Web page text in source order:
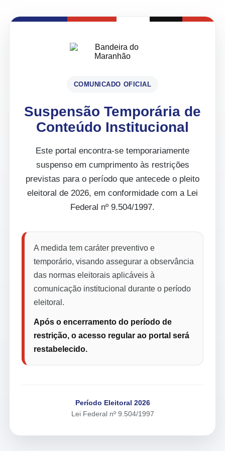
COMUNICADO OFICIAL
Suspensão Temporária de
Conteúdo Institucional
Este portal encontra-se temporariamente
suspenso em cumprimento às restrições
previstas para o período que antecede o pleito
eleitoral de 2026, em conformidade com a Lei
Federal nº 9.504/1997.
A medida tem caráter preventivo e
temporário, visando assegurar a observância
das normas eleitorais aplicáveis à
comunicação institucional durante o período
eleitoral.
Após o encerramento do período de
restrição, o acesso regular ao portal será
restabelecido.
Período Eleitoral 2026
Lei Federal nº 9.504/1997